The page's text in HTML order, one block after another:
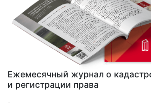
Ежемесячный журнал о
и регистрации права